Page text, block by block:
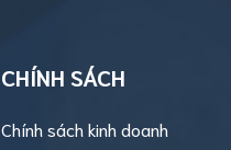
CHÍNH SÁCH
Chính sách kinh doanh